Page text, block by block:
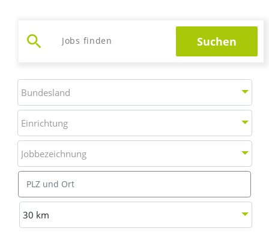
search
Jobs suchen Suchen
Bundesland
Bundesland
Einrichtung
Einrichtung
Jobbezeichnung
Jobbezeichnung
Ort
Entfernung wählen
30 km